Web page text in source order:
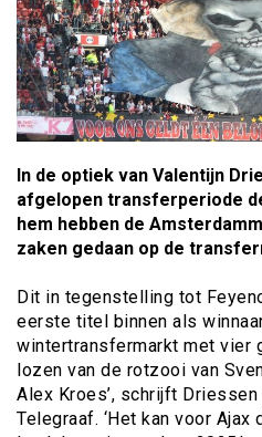
In de optiek van Valentijn
afgelopen transferperiode
hem hebben de
zaken gedaan op de
Dit in tegenstelling tot
eerste titel binnen als
wintertransfermarkt met vier
lozen van de rotzooi van
Alex Kroes’, schrijft
Telegraaf. ‘Het kan voor Ajax